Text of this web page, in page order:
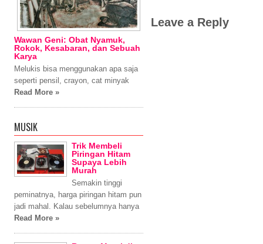
Leave a Reply
Wawan Geni: Obat Nyamuk,
Rokok, Kesabaran, dan Sebuah
Karya
Melukis bisa menggunakan apa saja
seperti pensil, crayon, cat minyak
Read More »
MUSIK
Trik Membeli
Piringan Hitam
Supaya Lebih
Murah
Semakin tinggi
peminatnya, harga piringan hitam pun
jadi mahal. Kalau sebelumnya hanya
Read More »